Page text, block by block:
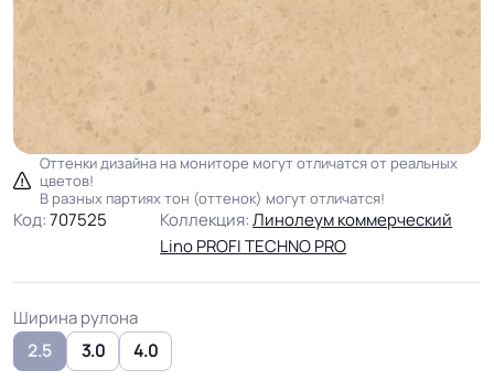
Оттенки дизайна на мониторе могут отличатся от реальных
цветов!
В разных партиях тон (оттенок) могут отличатся!
Код:707525 Коллекция:Линолеум коммерческий
Lino PROFI TECHNO PRO
Ширина рулона
2.5
3.0 4.0